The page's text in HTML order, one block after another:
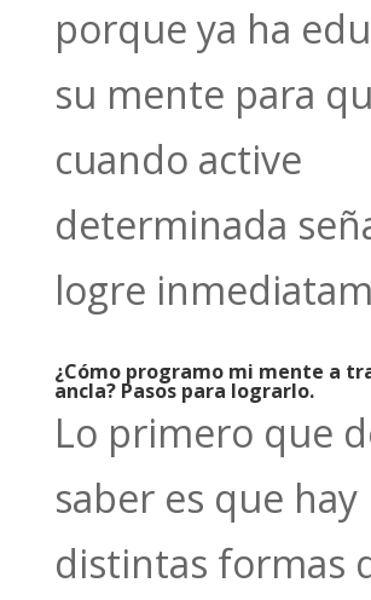
porque ya ha
su mente para
cuando active
determinada
logre
¿Cómo programo mi mente a
ancla? Pasos para lograrlo.
Lo primero que
saber es que hay
distintas formas